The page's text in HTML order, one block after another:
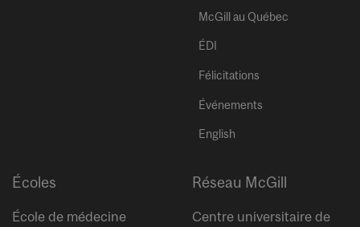
McGill au Québec
ÉDI
Félicitations
Événements
English
Écoles
École de médecine
Réseau McGill
Centre universitaire de